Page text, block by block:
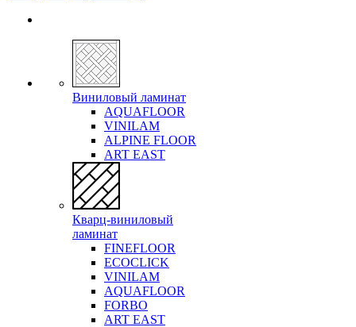
Виниловый ламинат
AQUAFLOOR
VINILAM
ALPINE FLOOR
ART EAST
Кварц-виниловый
ламинат
FINEFLOOR
ECOCLICK
VINILAM
AQUAFLOOR
FORBO
ART EAST